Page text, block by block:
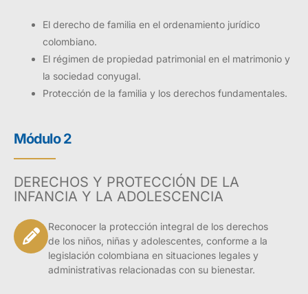
El derecho de familia en el ordenamiento jurídico
colombiano.
El régimen de propiedad patrimonial en el matrimonio y
la sociedad conyugal.
Protección de la familia y los derechos fundamentales.
Módulo 2
DERECHOS Y PROTECCIÓN DE LA
INFANCIA Y LA ADOLESCENCIA
Reconocer la protección integral de los derechos
de los niños, niñas y adolescentes, conforme a la
legislación colombiana en situaciones legales y
administrativas relacionadas con su bienestar.